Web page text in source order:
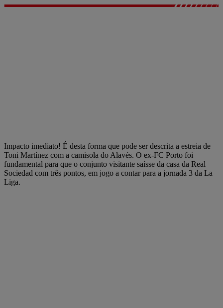
Impacto imediato! É desta forma que pode ser descrita a estreia de
Toni Martínez com a camisola do Alavés. O ex-FC Porto foi
fundamental para que o conjunto visitante saísse da casa da Real
Sociedad com três pontos, em jogo a contar para a jornada 3 da La
Liga.